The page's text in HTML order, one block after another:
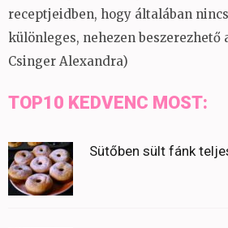
receptjeidben, hogy általában
különleges, nehezen beszerezhető
Csinger Alexandra)
TOP10 KEDVENC MOST:
Sütőben sült fánk